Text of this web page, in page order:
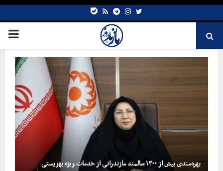
Twitter
Instagram
Telegram
rss
بهره‌مندی بیش از ۱۳۰۰ سالمند مازندرانی از خدمات ویژه بهزیستی